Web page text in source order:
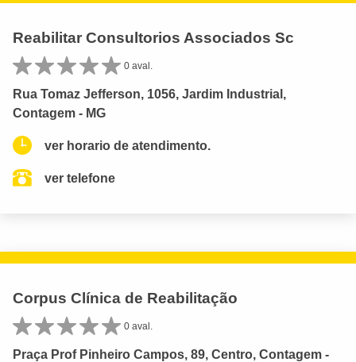
Reabilitar Consultorios Associados Sc
0 aval.
Rua Tomaz Jefferson, 1056, Jardim Industrial,
Contagem - MG
ver horario de atendimento.
ver telefone
Corpus Clínica de Reabilitação
0 aval.
Praça Prof Pinheiro Campos, 89, Centro, Contagem -